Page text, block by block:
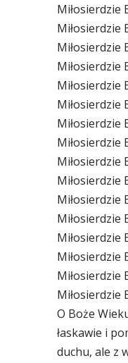
Miłosierdzie
Miłosierdzie
Miłosierdzie
Miłosierdzie
Miłosierdzie
Miłosierdzie
Miłosierdzie
Miłosierdzie
Miłosierdzie
Miłosierdzie
Miłosierdzie
Miłosierdzie
Miłosierdzie
Miłosierdzie
Miłosierdzie
Miłosierdzie
O Boże
łaskawie i
duchu, ale z